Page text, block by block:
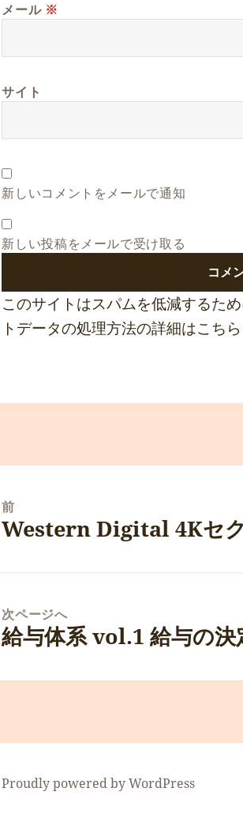
メール ※
サイト
新しいコメントをメールで通知
新しい投稿をメールで受け取る
このサイトはスパムを低減するた
トデータの処理方法の詳細はこち
前
前
投
Western Digital 4Kセ
次ページへ
次
投
給与体系 vol.1 給与の決
Proudly powered by WordPress